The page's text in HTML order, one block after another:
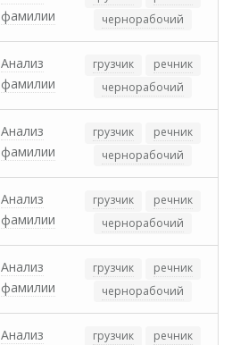
фамилии
чернорабочий
Анализ
фамилии
грузчик
речник
чернорабочий
Анализ
фамилии
грузчик
речник
чернорабочий
Анализ
фамилии
грузчик
речник
чернорабочий
Анализ
фамилии
грузчик
речник
чернорабочий
Анализ
грузчик
речник